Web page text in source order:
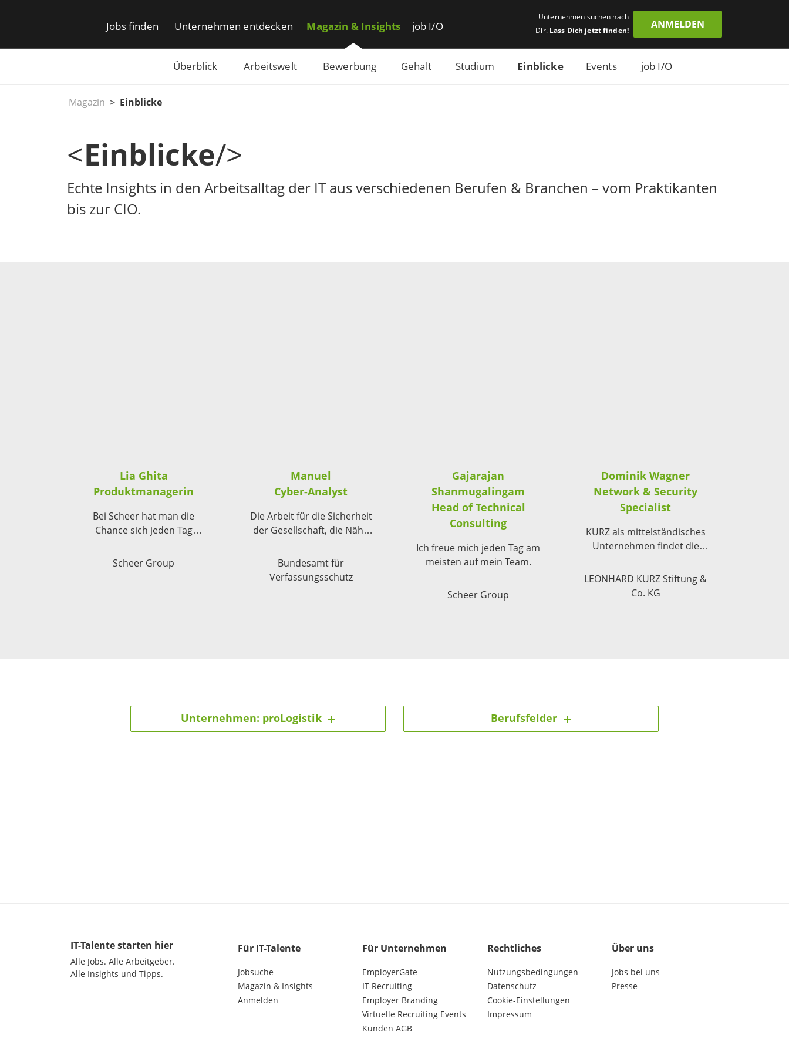
Jobs finden Unternehmen entdecken Magazin & Insights
Überblick Arbeitswelt Bewerbung Gehalt Studium Einblicke Events job I/O
job I/O
Unternehmen suchen nach
Dir. Lass Dich jetzt finden!
ANMELDEN
Magazin Einblicke
<Einblicke/>
Echte Insights in den Arbeitsalltag der IT aus verschiedenen Berufen & Branchen – vom Praktikanten
bis zur CIO.
Lia Ghita
Produktmanagerin
Bei Scheer hat man die
Chance sich jeden Tag
Scheer Group
Manuel
Cyber-Analyst
Die Arbeit für die Sicherheit
der Gesellschaft, die Nähe
Tagesgeschehen und die
Bearbeitung von spannenden
internationalen Fällen; das
Bundesamt für
Verfassungsschutz
Gajarajan
Shanmugalingam
Head of Technical
Consulting
Ich freue mich jeden Tag am
meisten auf mein Team.
Scheer Group
Dominik Wagner
Network & Security
Specialist
KURZ als mittelständisches
Unternehmen findet die
Großkonzern und
Kleinunternehmen.
LEONHARD KURZ Stiftung &
Co. KG
Unternehmen: proLogistik Berufsfelder
IT-Talente starten hier
Alle Jobs. Alle Arbeitgeber.
Alle Insights und Tipps.
Für IT-Talente
Jobsuche
Magazin & Insights
Anmelden
Für Unternehmen
EmployerGate
IT-Recruiting
Employer Branding
Virtuelle Recruiting Events
Kunden AGB
Rechtliches
Nutzungsbedingungen
Datenschutz
Cookie-Einstellungen
Impressum
Über uns
Jobs bei uns
Presse